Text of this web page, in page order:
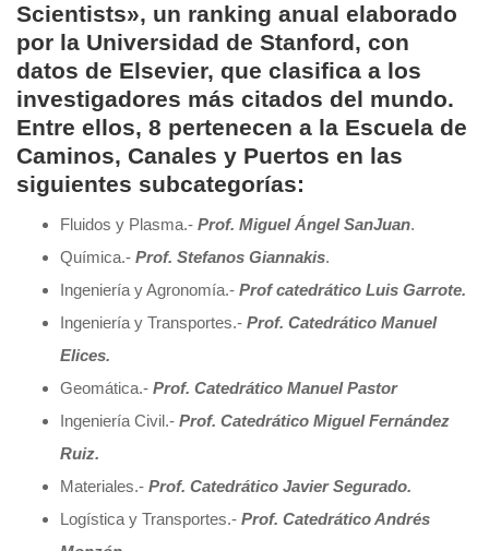
Scientists», un ranking anual elaborado
por la Universidad de Stanford, con
datos de Elsevier, que clasifica a los
investigadores más citados del mundo.
Entre ellos, 8 pertenecen a la Escuela de
Caminos, Canales y Puertos en las
siguientes subcategorías:
Fluidos y Plasma.- Prof. Miguel Ángel SanJuan.
Química.- Prof. Stefanos Giannakis.
Ingeniería y Agronomía.- Prof catedrático Luis Garrote.
Ingeniería y Transportes.- Prof. Catedrático Manuel
Elices.
Geomática.- Prof. Catedrático Manuel Pastor
Ingeniería Civil.- Prof. Catedrático Miguel Fernández
Ruiz.
Materiales.- Prof. Catedrático Javier Segurado.
Logística y Transportes.- Prof. Catedrático Andrés